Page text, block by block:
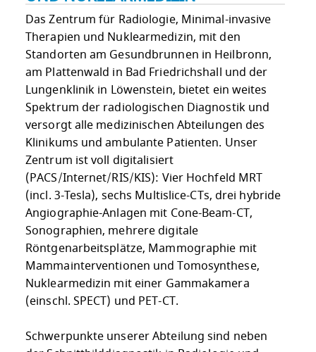
Das Zentrum für Radiologie, Minimal-invasive
Therapien und Nuklearmedizin, mit den
Standorten am Gesundbrunnen in Heilbronn,
am Plattenwald in Bad Friedrichshall und der
Lungenklinik in Löwenstein, bietet ein weites
Spektrum der radiologischen Diagnostik und
versorgt alle medizinischen Abteilungen des
Klinikums und ambulante Patienten. Unser
Zentrum ist voll digitalisiert
(PACS/Internet/RIS/KIS): Vier Hochfeld MRT
(incl. 3-Tesla), sechs Multislice-CTs, drei hybride
Angiographie-Anlagen mit Cone-Beam-CT,
Sonographien, mehrere digitale
Röntgenarbeitsplätze, Mammographie mit
Mammainterventionen und Tomosynthese,
Nuklearmedizin mit einer Gammakamera
(einschl. SPECT) und PET-CT.
Schwerpunkte un­serer Abteilung sind neben